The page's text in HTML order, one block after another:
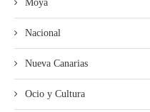
Moya
Nacional
Nueva Canarias
Ocio y Cultura